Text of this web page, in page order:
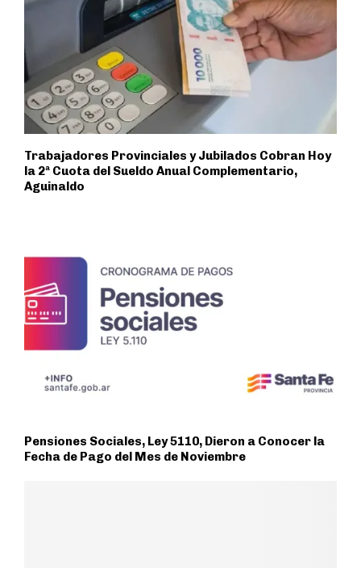
Trabajadores Provinciales y Jubilados Cobran Hoy
la 2ª Cuota del Sueldo Anual Complementario,
Aguinaldo
Pensiones Sociales, Ley 5110, Dieron a Conocer la
Fecha de Pago del Mes de Noviembre